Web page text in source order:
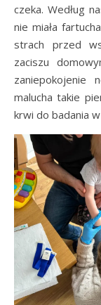
czeka. Według
nie miała
strach przed
zaciszu
zaniepokojenie
malucha takie
krwi do badania